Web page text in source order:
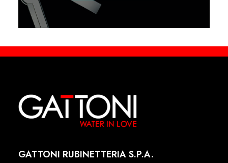
GATTONI RUBINETTERIA S.P.A.